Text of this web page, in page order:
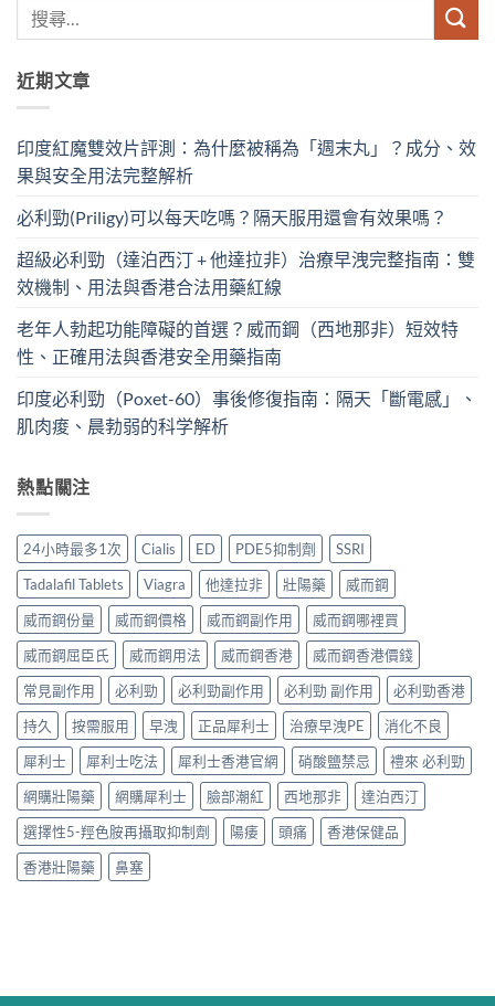
近期文章
印度紅魔雙效片評測：為什麼被稱為「週末丸」？成分、效
果與安全用法完整解析
必利勁(Priligy)可以每天吃嗎？隔天服用還會有效果嗎？
超級必利勁（達泊西汀 + 他達拉非）治療早洩完整指南：雙
效機制、用法與香港合法用藥紅線
老年人勃起功能障礙的首選？威而鋼（西地那非）短效特
性、正確用法與香港安全用藥指南
印度必利勁（Poxet-60）事後修復指南：隔天「斷電感」、
肌肉痠、晨勃弱的科学解析
熱點關注
24小時最多1次 Cialis ED PDE5抑制劑
SSRI
Tadalafil Tablets
Viagra 他達拉非 壯陽藥
威而鋼
威而鋼份量
威而鋼價格 威而鋼副作用
威而鋼哪裡買
威而鋼屈臣氏
威而鋼用法 威而鋼香港
威而鋼香港價錢
常見副作用
必利勁 必利勁副作用 必利勁 副作用
必利勁香港
持久
按需服用 早洩 正品犀利士 治療早洩PE
消化不良
犀利士
犀利士吃法 犀利士香港官網 硝酸鹽禁忌
禮來 必利勁
網購壯陽藥
網購犀利士 臉部潮紅 西地那非
達泊西汀
選擇性5-羥色胺再攝取抑制劑
陽痿 頭痛
香港保健品
香港壯陽藥
鼻塞